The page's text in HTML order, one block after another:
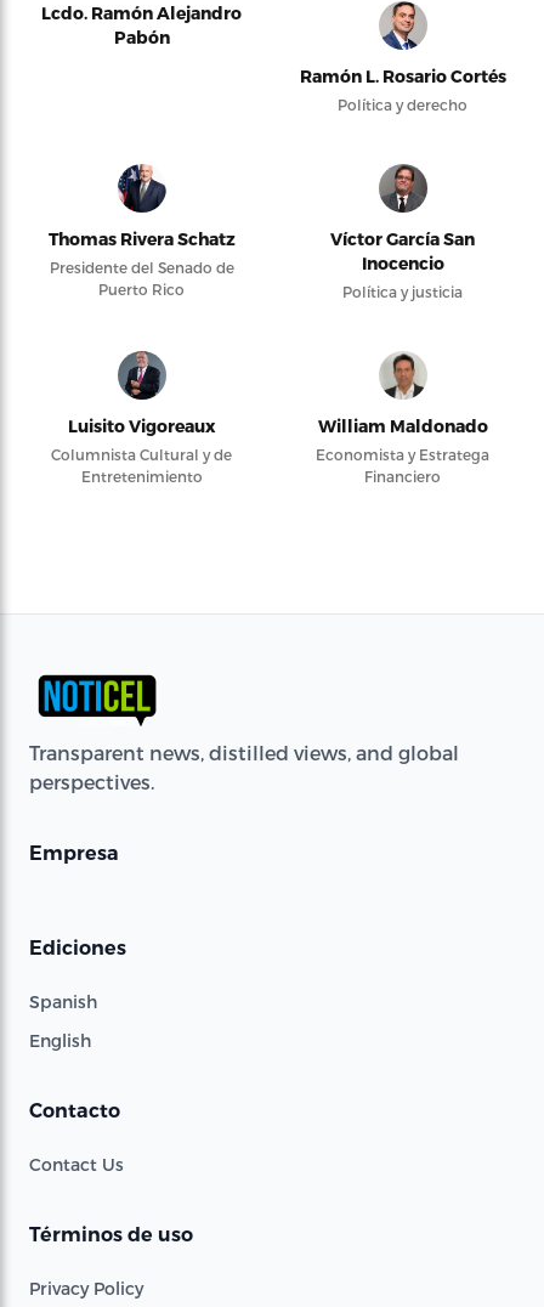
Lcdo. Ramón Alejandro
Pabón
Ramón L. Rosario Cortés
Política y derecho
Thomas Rivera Schatz
Presidente del Senado de
Puerto Rico
Víctor García San
Inocencio
Política y justicia
Luisito Vigoreaux
Columnista Cultural y de
Entretenimiento
William Maldonado
Economista y Estratega
Financiero
Transparent news, distilled views, and global
perspectives.
Empresa
Ediciones
Spanish
English
Contacto
Contact Us
Términos de uso
Privacy Policy